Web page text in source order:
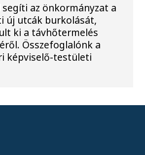
az önkormányzat a
új utcák burkolását,
ki a távhőtermelés
Összefoglalónk a
képviselő-testületi